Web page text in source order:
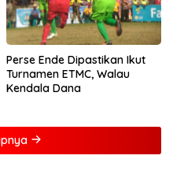
Perse Ende Dipastikan Ikut
Turnamen ETMC, Walau
Kendala Dana